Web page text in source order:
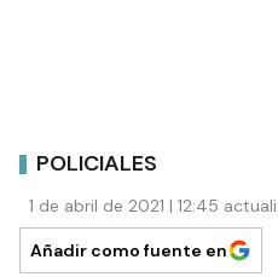
POLICIALES
1 de abril de 2021 | 12:45
Añadir como fuente en